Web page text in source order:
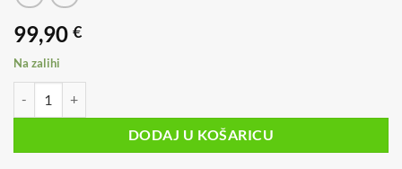
99,90 €
Na zalihi
DODAJ U KOŠARICU